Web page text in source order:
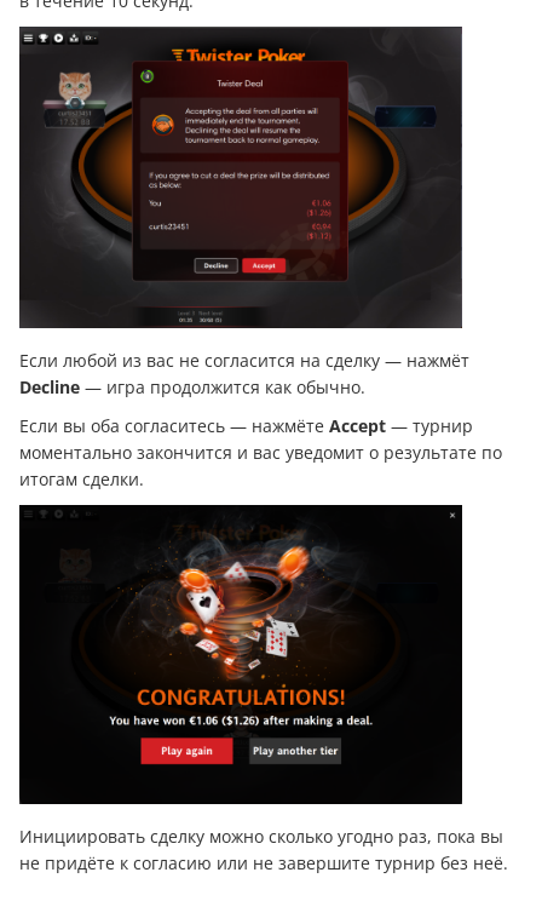
Если любой из вас не согласится на сделку — нажмёт
Decline — игра продолжится как обычно.
Если вы оба согласитесь — нажмёте Accept — турнир
моментально закончится и вас уведомит о результате по
итогам сделки.
Инициировать сделку можно сколько угодно раз, пока вы
не придёте к согласию или не завершите турнир без неё.